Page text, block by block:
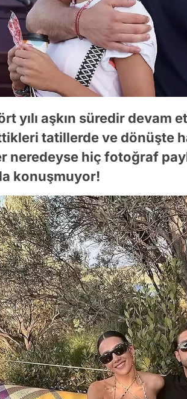
yılı aşkın süredir devam
tatillerde ve dönüşte
neredeyse hiç fotoğraf
konuşmuyor!